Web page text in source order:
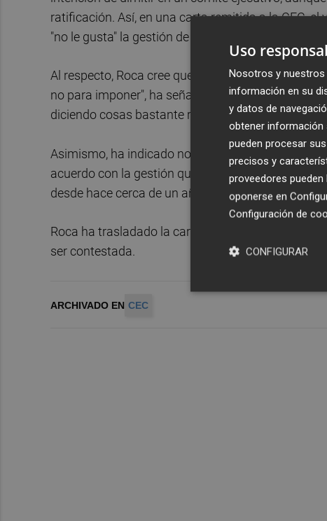
ratificación. Así, en una carta remitida a la CEC,
"no le gusta" la gestión de la entidad.
Al respecto, Roca cree que González "ha ejercido
no para imponer", ha señalado el presidente de la
diciendo cosas bastante raras y teledirigidas que
Asimismo, ha indicado no compartir las razones
acuerdo con la gestión que estamos llevando a
desde hace cerca de un año no se pueden
Roca ha trasladado la carta de dimisión a los
ser contestada.
ARCHIVADO EN CEC
Uso
Nosotros y
información en su
y datos de
obtener información
pueden procesar
precisos y
proveedores
oponerse en
Configuración de
CONFIGURAR